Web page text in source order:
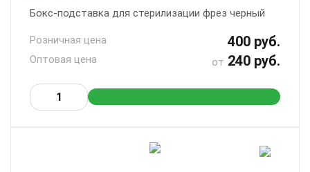
Бокс-подставка для стерилизации фрез черный
Розничная цена 400 руб.
Оптовая цена от 240 руб.